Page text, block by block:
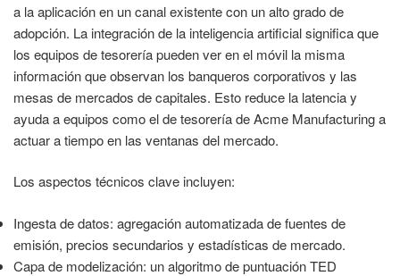
a la aplicación en un canal existente con un alto grado de
adopción. La integración de la inteligencia artificial significa que
los equipos de tesorería pueden ver en el móvil la misma
información que observan los banqueros corporativos y las
mesas de mercados de capitales. Esto reduce la latencia y
ayuda a equipos como el de tesorería de Acme Manufacturing a
actuar a tiempo en las ventanas del mercado.
Los aspectos técnicos clave incluyen:
Ingesta de datos: agregación automatizada de fuentes de
emisión, precios secundarios y estadísticas de mercado.
Capa de modelización: un algoritmo de puntuación TED